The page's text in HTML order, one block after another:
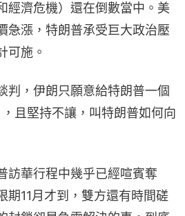
經濟危機）還在倒數當中。美
急漲，特朗普承受巨大政治壓
可施。
判，伊朗只願意給特朗普一個
，且堅持不讓，叫特朗普如何向
訪華行程中幾乎已經喧賓奪
期11月才到，雙方還有時間磋